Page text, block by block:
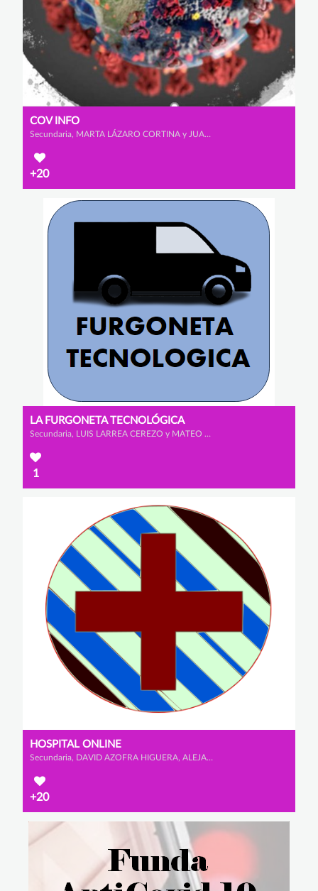
COV INFO
Secundaria, MARTA LÁZARO CORTINA y JUAN JOSÉ ZAMORA GONZÁLEZ
+20
LA FURGONETA TECNOLÓGICA
Secundaria, LUIS LARREA CEREZO y MATEO GONZÁLEZ RODRÍGUEZ
1
HOSPITAL ONLINE
Secundaria, DAVID AZOFRA HIGUERA, ALEJANDRO BLANCO GARCÍA y HÉCTOR HERNÁNDEZ CRISTÓBAL
+20